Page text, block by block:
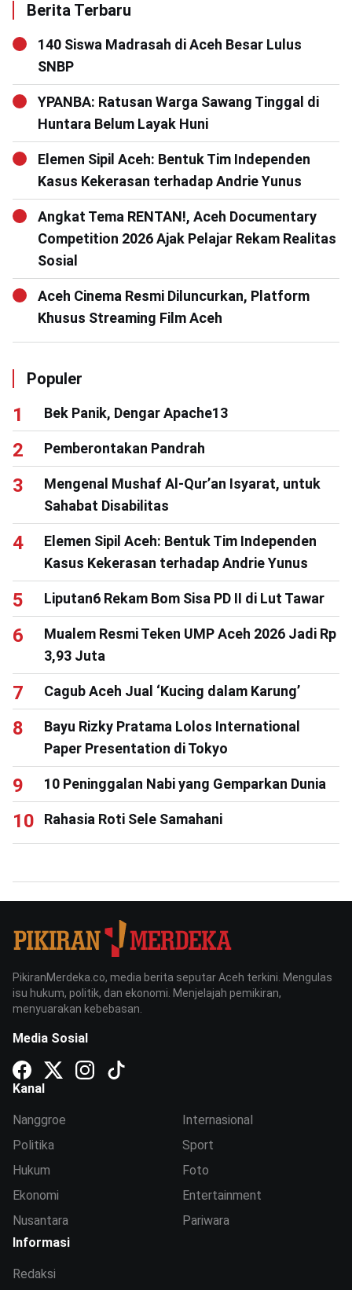
Berita Terbaru
140 Siswa Madrasah di Aceh Besar Lulus
SNBP
YPANBA: Ratusan Warga Sawang Tinggal di
Huntara Belum Layak Huni
Elemen Sipil Aceh: Bentuk Tim Independen
Kasus Kekerasan terhadap Andrie Yunus
Angkat Tema RENTAN!, Aceh Documentary
Competition 2026 Ajak Pelajar Rekam Realitas
Sosial
Aceh Cinema Resmi Diluncurkan, Platform
Khusus Streaming Film Aceh
Populer
Bek Panik, Dengar Apache13
Pemberontakan Pandrah
Mengenal Mushaf Al-Qur’an Isyarat, untuk
Sahabat Disabilitas
Elemen Sipil Aceh: Bentuk Tim Independen
Kasus Kekerasan terhadap Andrie Yunus
Liputan6 Rekam Bom Sisa PD II di Lut Tawar
Mualem Resmi Teken UMP Aceh 2026 Jadi Rp
3,93 Juta
Cagub Aceh Jual ‘Kucing dalam Karung’
Bayu Rizky Pratama Lolos International
Paper Presentation di Tokyo
10 Peninggalan Nabi yang Gemparkan Dunia
Rahasia Roti Sele Samahani
PikiranMerdeka.co, media berita seputar Aceh terkini. Mengulas
isu hukum, politik, dan ekonomi. Menjelajah pemikiran,
menyuarakan kebebasan.
Media Sosial
Kanal
Nanggroe
Politika
Hukum
Ekonomi
Nusantara
Internasional
Sport
Foto
Entertainment
Pariwara
Informasi
Redaksi